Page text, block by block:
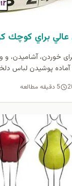
براي كوچك
برای خوردن، آشامیدن،
آماده پوشیدن لباس
5 دقیقه مطالعه